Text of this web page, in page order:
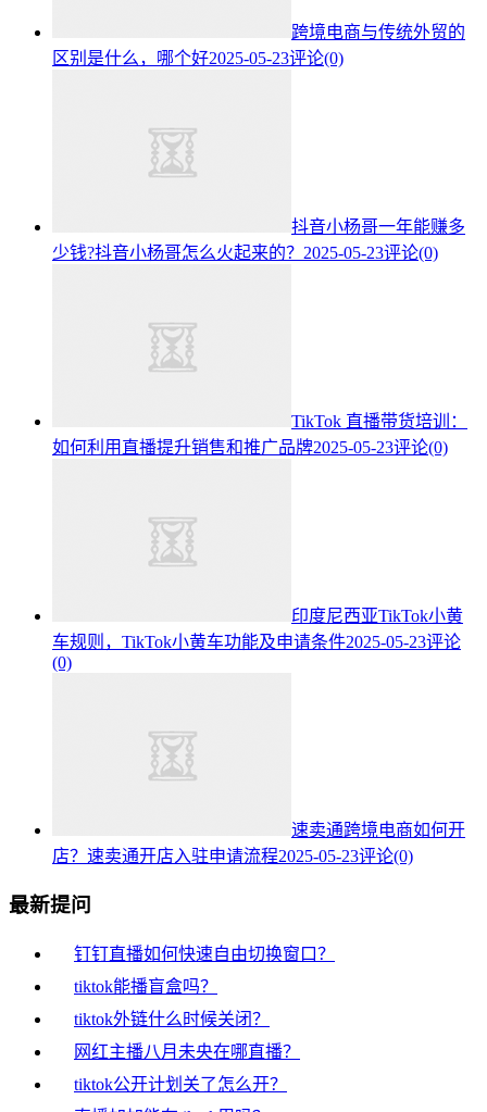
跨境电商与传统外贸的
区别是什么，哪个好2025-05-23评论(0)
抖音小杨哥一年能赚多
少钱?抖音小杨哥怎么火起来的？ 2025-05-23评论(0)
TikTok 直播带货培训：
如何利用直播提升销售和推广品牌2025-05-23评论(0)
印度尼西亚TikTok小黄
车规则，TikTok小黄车功能及申请条件2025-05-23评论
(0)
速卖通跨境电商如何开
店？速卖通开店入驻申请流程2025-05-23评论(0)
最新提问
钉钉直播如何快速自由切换窗口？
tiktok能播盲盒吗？
tiktok外链什么时候关闭？
网红主播八月未央在哪直播？
tiktok公开计划关了怎么开？